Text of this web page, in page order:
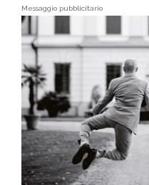
Messaggio pubblicitario